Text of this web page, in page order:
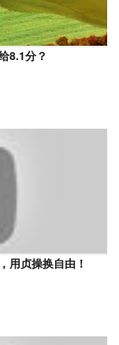
8.1分？
用贞操换自由！